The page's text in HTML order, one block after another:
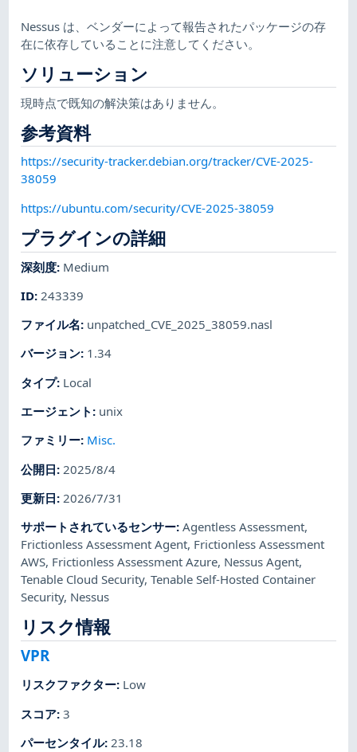
Nessus は、ベンダーによって報告されたパッケージの存
在に依存していることに注意してください。
ソリューション
現時点で既知の解決策はありません。
参考資料
https://security-tracker.debian.org/tracker/CVE-2025-
38059
https://ubuntu.com/security/CVE-2025-38059
プラグインの詳細
深刻度: Medium
ID: 243339
ファイル名: unpatched_CVE_2025_38059.nasl
バージョン: 1.34
タイプ: Local
エージェント : unix
ファミリー: Misc.
公開日: 2025/8/4
更新日: 2026/7/31
サポートされているセンサー:Agentless Assessment,
Frictionless Assessment Agent, Frictionless Assessment
AWS, Frictionless Assessment Azure, Nessus Agent,
Tenable Cloud Security,Tenable Self-Hosted Container
Security, Nessus
リスク情報
VPR
リスクファクター: Low
スコア:3
パーセンタイル: 23.18